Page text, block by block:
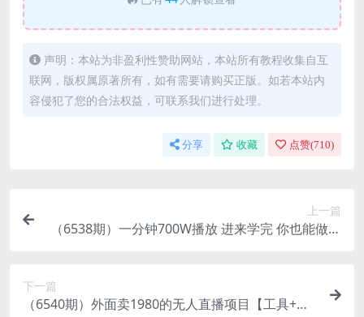
声明：本站为非盈利性赞助网站，本站所有教程收集自互
联网，版权属原著所有，如有需要请购买正版。如若本站内
容侵犯了您的合法权益，可联系我们进行处理。
分享 收藏 点赞(710)
上一篇
（6538期）一分钟700W播放 进来学完 你也能做到
下一篇
（6540期）外面卖1980的无人直播项目【工具+素